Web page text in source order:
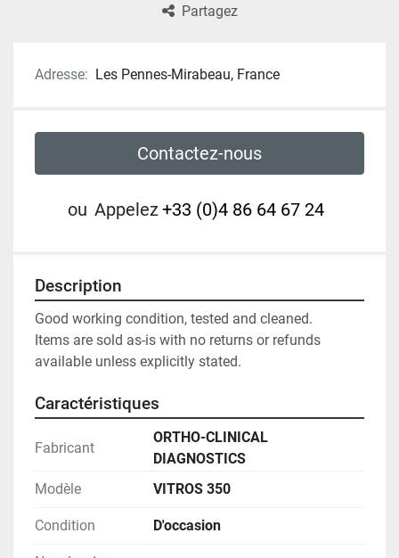
Partagez
Adresse: Les Pennes-Mirabeau, France
Contactez-nous
ou Appelez+33 (0)4 86 64 67 24
Description
Good working condition, tested and cleaned.
Items are sold as-is with no returns or refunds
available unless explicitly stated.
Caractéristiques
Fabricant
ORTHO-CLINICAL
DIAGNOSTICS
Modèle
VITROS 350
Condition D'occasion